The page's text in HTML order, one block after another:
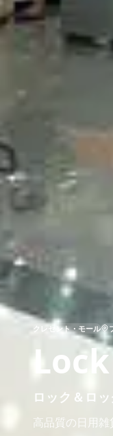
クレセント・モール
ロック＆ロ
高品質の日用